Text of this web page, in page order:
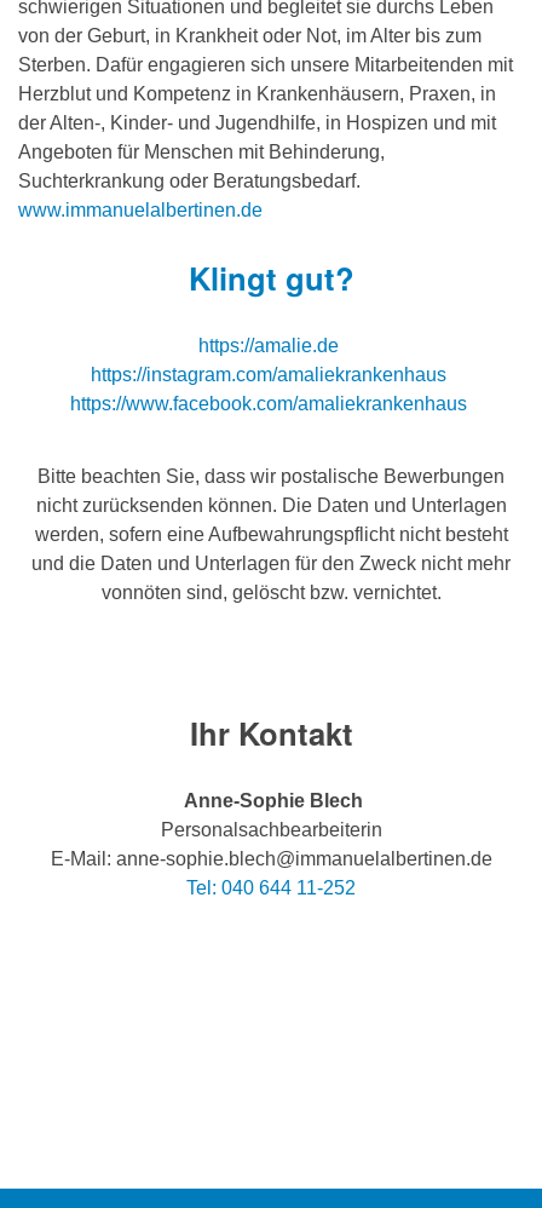
schwierigen Situationen und begleitet sie durchs Leben
von der Geburt, in Krankheit oder Not, im Alter bis zum
Sterben. Dafür engagieren sich unsere Mitarbeitenden mit
Herzblut und Kompetenz in Krankenhäusern, Praxen, in
der Alten-, Kinder- und Jugendhilfe, in Hospizen und mit
Angeboten für Menschen mit Behinderung,
Suchterkrankung oder Beratungsbedarf.
www.immanuelalbertinen.de
Klingt gut?
https://amalie.de
https://instagram.com/amaliekrankenhaus
https://www.facebook.com/amaliekrankenhaus
Bitte beachten Sie, dass wir postalische Bewerbungen
nicht zurücksenden können. Die Daten und Unterlagen
werden, sofern eine Aufbewahrungspflicht nicht besteht
und die Daten und Unterlagen für den Zweck nicht mehr
vonnöten sind, gelöscht bzw. vernichtet.
Ihr Kontakt
Anne-Sophie Blech
Personalsachbearbeiterin
E-Mail: anne-sophie.blech@immanuelalbertinen.de
Tel: 040 644 11-252